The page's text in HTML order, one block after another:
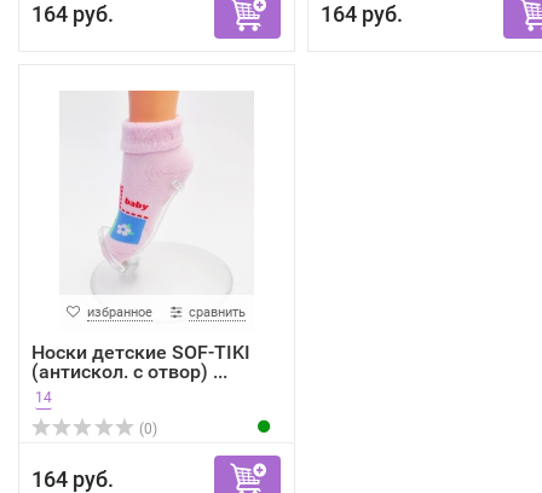
164 руб. 164 руб.
избранное сравнить
Носки детские SOF-TIKI
(антискол. с отвор) ...
14
(0)
164 руб.